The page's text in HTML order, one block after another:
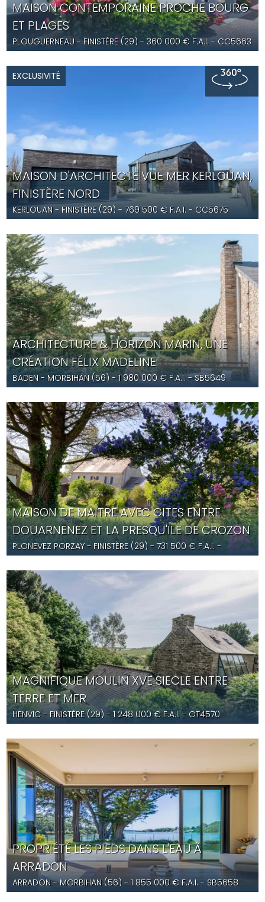
MAISON CONTEMPORAINE PROCHE BOURG
ET PLAGES
PLOUGUERNEAU- FINISTÈRE (29) -360 000 € F.A.I. - CC5663
MAISON D'ARCHITECTE VUE MER KERLOUAN,
FINISTÈRE NORD
KERLOUAN- FINISTÈRE (29) -769 500 € F.A.I. - CC5675
EXCLUSIVITÉ
ARCHITECTURE & HORIZON MARIN, UNE
CRÉATION FÉLIX MADELINE
BADEN - MORBIHAN (56) -1 980 000€ F.A.I.- SB5649
MAISON DE MAITRE AVEC GITES ENTRE
DOUARNENEZ ET LA PRESQU'ILE DE CROZON
PLONEVEZ PORZAY- FINISTÈRE (29) -731 500 € F.A.I. -
JG5670
MAGNIFIQUE MOULIN XVE SIECLE ENTRE
TERRE ET MER
HENVIC - FINISTÈRE (29) -1 248 000€ F.A.I.- GT4570
PROPRIÉTÉ LES PIEDS DANS L'EAU À
ARRADON
ARRADON- MORBIHAN (56) -1 855 000 € F.A.I.- SB5658